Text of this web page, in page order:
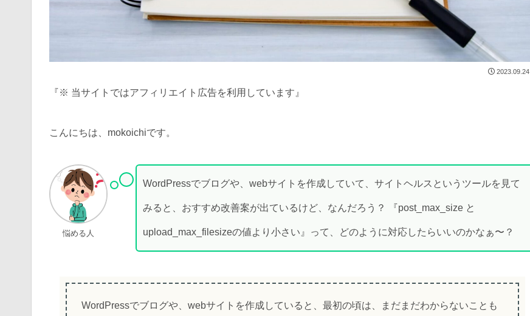
2023.09.24
『※ 当サイトではアフィリエイト広告を利用しています』
こんにちは、mokoichiです。
悩める人
WordPressでブログや、webサイトを作成していて、サイトヘルスというツールを見て
みると、おすすめ改善案が出ているけど、なんだろう？ 『post_max_size と
upload_max_filesizeの値より小さい』って、どのように対応したらいいのかなぁ〜？
WordPressでブログや、webサイトを作成していると、最初の頃は、まだまだわからないことも